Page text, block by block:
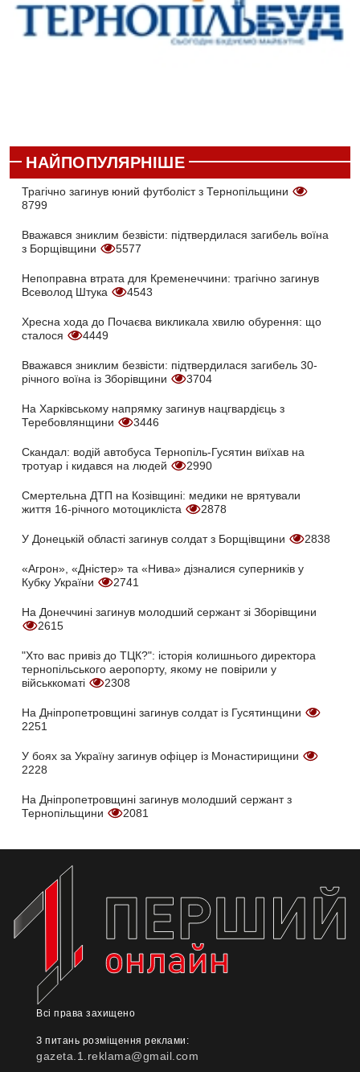
НАЙПОПУЛЯРНІШЕ
Трагічно загинув юний футболіст з Тернопільщини
8799
Вважався зниклим безвісти: підтвердилася загибель воїна
з Борщівщини
5577
Непоправна втрата для Кременеччини: трагічно загинув
Всеволод Штука
4543
Хресна хода до Почаєва викликала хвилю обурення: що
сталося
4449
Вважався зниклим безвісти: підтвердилася загибель 30-
річного воїна із Зборівщини
3704
На Харківському напрямку загинув нацгвардієць з
Теребовлянщини
3446
Скандал: водій автобуса Тернопіль-Гусятин виїхав на
тротуар і кидався на людей
2990
Смертельна ДТП на Козівщині: медики не врятували
життя 16-річного мотоцикліста
2878
У Донецькій області загинув солдат з Борщівщини 2838
«Агрон», «Дністер» та «Нива» дізналися суперників у
Кубку України
2741
На Донеччині загинув молодший сержант зі Зборівщини
2615
"Хто вас привіз до ТЦК?": історія колишнього директора
тернопільського аеропорту, якому не повірили у
військкоматі
2308
На Дніпропетровщині загинув солдат із Гусятинщини
2251
У боях за Україну загинув офіцер із Монастирищини
2228
На Дніпропетровщині загинув молодший сержант з
Тернопільщини
2081
Всі права захищено
З питань розміщення реклами:
gazeta.1.reklama@gmail.com